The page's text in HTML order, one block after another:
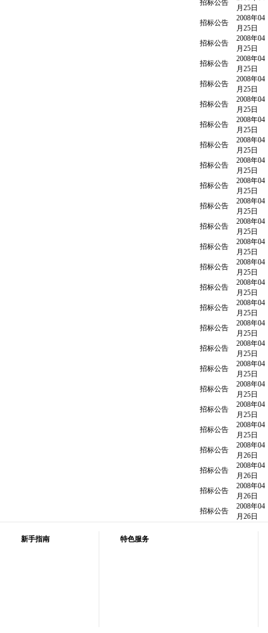
招标公告
月25日
招标公告
2008年04
月25日
招标公告
2008年04
月25日
招标公告
2008年04
月25日
招标公告
2008年04
月25日
招标公告
2008年04
月25日
招标公告
2008年04
月25日
招标公告
2008年04
月25日
招标公告
2008年04
月25日
招标公告
2008年04
月25日
招标公告
2008年04
月25日
招标公告
2008年04
月25日
招标公告
2008年04
月25日
招标公告
2008年04
月25日
招标公告
2008年04
月25日
招标公告
2008年04
月25日
招标公告
2008年04
月25日
招标公告
2008年04
月25日
招标公告
2008年04
月25日
招标公告
2008年04
月25日
招标公告
2008年04
月25日
招标公告
2008年04
月25日
招标公告
2008年04
月26日
招标公告
2008年04
月26日
招标公告
2008年04
月26日
招标公告
2008年04
月26日
新手指南 特色服务